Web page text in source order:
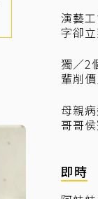
演藝
字卻
獨／2
輩削
母親
哥哥
即時